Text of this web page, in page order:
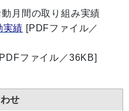
月間の取り組み実績
実績 [PDFファイル／
ファイル／36KB]
せ